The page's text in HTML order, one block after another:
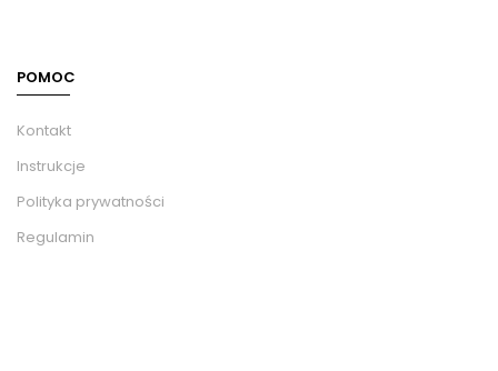
POMOC
Kontakt
Instrukcje
Polityka prywatności
Regulamin